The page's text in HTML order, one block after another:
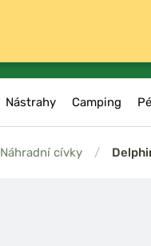
Nástrahy Camping
Náhradní cívky /